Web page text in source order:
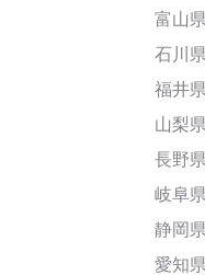
富山県
石川県
福井県
山梨県
長野県
岐阜県
静岡県
愛知県